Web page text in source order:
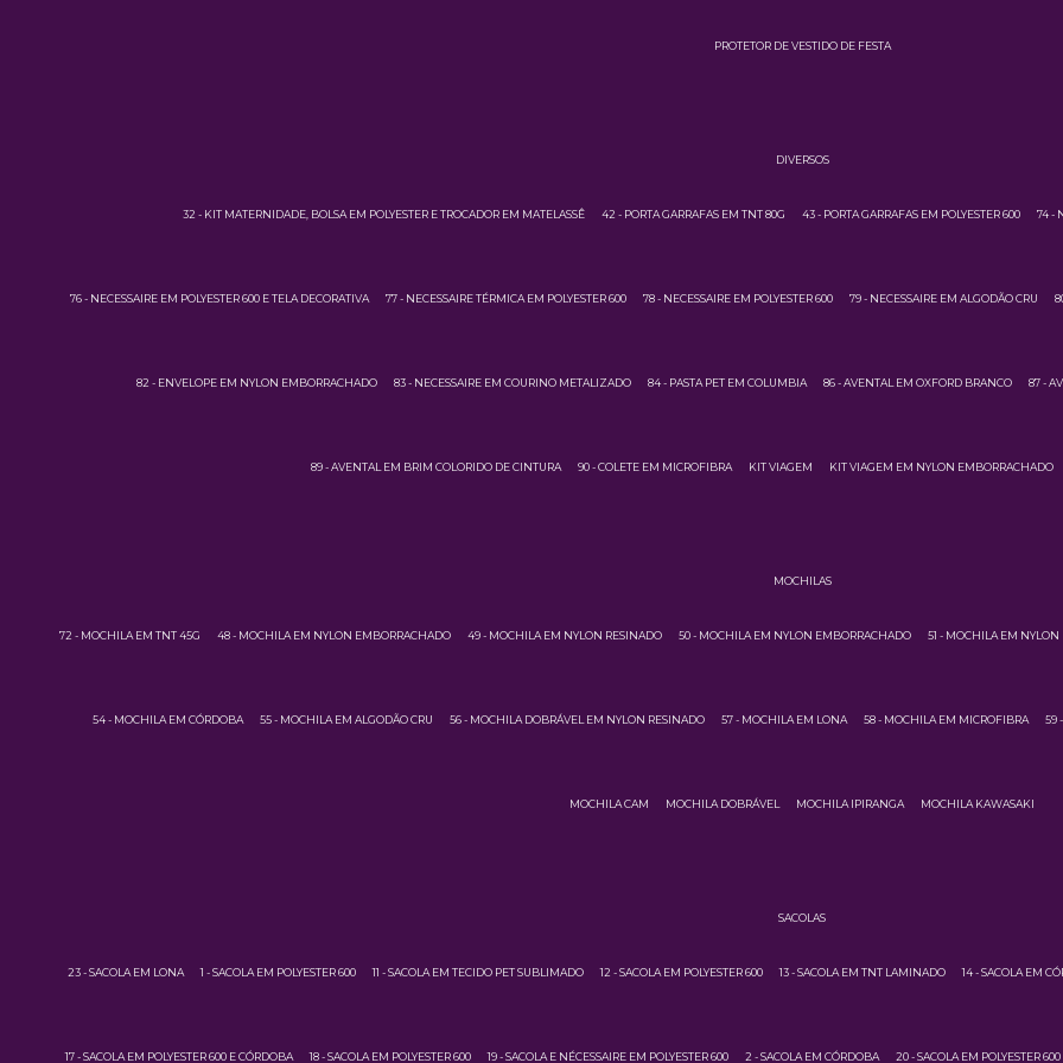
PROTETOR DE VESTIDO DE FESTA
DIVERSOS
32 - KIT MATERNIDADE, BOLSA EM POLYESTER E TROCADOR EM MATELASSÊ 42 - PORTA GARRAFAS EM TNT 80G 43 - PORTA GARRAFAS EM POLYESTER 600 74 -
76 - NECESSAIRE EM POLYESTER 600 E TELA DECORATIVA 77 - NECESSAIRE TÉRMICA EM POLYESTER 600 78 - NECESSAIRE EM POLYESTER 600 79 - NECESSAIRE EM ALGODÃO CRU
82 - ENVELOPE EM NYLON EMBORRACHADO 83 - NECESSAIRE EM COURINO METALIZADO 84 - PASTA PET EM COLUMBIA 86 - AVENTAL EM OXFORD BRANCO 87 -
89 - AVENTAL EM BRIM COLORIDO DE CINTURA 90 - COLETE EM MICROFIBRA KIT VIAGEM KIT VIAGEM EM NYLON EMBORRACHADO
MOCHILAS
72 - MOCHILA EM TNT 45G 48 - MOCHILA EM NYLON EMBORRACHADO 49 - MOCHILA EM NYLON RESINADO 50 - MOCHILA EM NYLON EMBORRACHADO 51 - MOCHILA EM NYLON
54 - MOCHILA EM CÓRDOBA 55 - MOCHILA EM ALGODÃO CRU 56 - MOCHILA DOBRÁVEL EM NYLON RESINADO 57 - MOCHILA EM LONA 58 - MOCHILA EM MICROFIBRA 59
MOCHILA CAM MOCHILA DOBRÁVEL MOCHILA IPIRANGA MOCHILA KAWASAKI
SACOLAS
23 - SACOLA EM LONA 1 - SACOLA EM POLYESTER 600 11 - SACOLA EM TECIDO PET SUBLIMADO 12 - SACOLA EM POLYESTER 600 13 - SACOLA EM TNT LAMINADO 14 - SACOLA EM
17 - SACOLA EM POLYESTER 600 E CÓRDOBA 18 - SACOLA EM POLYESTER 600 19 - SACOLA E NÉCESSAIRE EM POLYESTER 600 2 - SACOLA EM CÓRDOBA 20 - SACOLA EM POLYESTER 600